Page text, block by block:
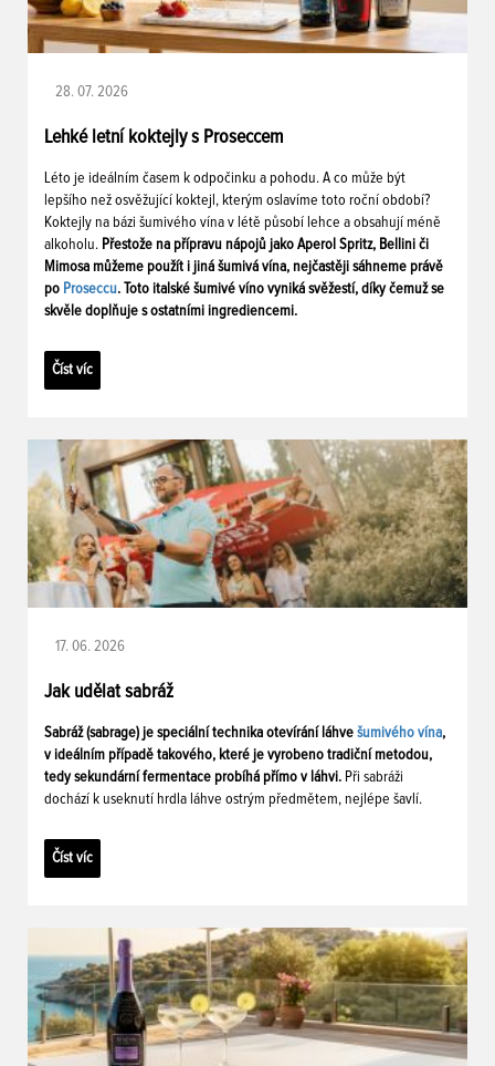
28. 07. 2026
Lehké letní koktejly s Proseccem
Léto je ideálním časem k odpočinku a pohodu. A co může být
lepšího než osvěžující koktejl, kterým oslavíme toto roční období?
Koktejly na bázi šumivého vína v létě působí lehce a obsahují méně
alkoholu. Přestože na přípravu nápojů jako Aperol Spritz, Bellini či
Mimosa můžeme použít i jiná šumivá vína, nejčastěji sáhneme právě
po Proseccu. Toto italské šumivé víno vyniká svěžestí, díky čemuž se
skvěle doplňuje s ostatními ingrediencemi.
Číst víc
17. 06. 2026
Jak udělat sabráž
Sabráž (sabrage) je speciální technika otevírání láhve šumivého vína,
v ideálním případě takového, které je vyrobeno tradiční metodou,
tedy sekundární fermentace probíhá přímo v láhvi. Při sabráži
dochází k useknutí hrdla láhve ostrým předmětem, nejlépe šavlí.
Číst víc